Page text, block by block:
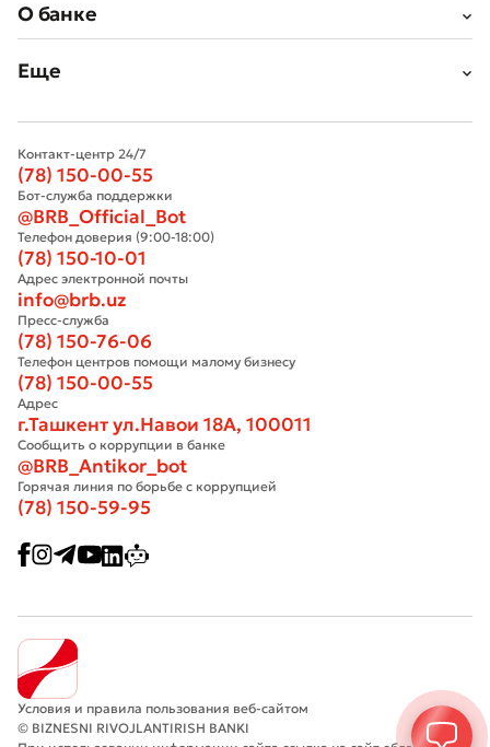
О банке
Еще
Контакт-центр 24/7
(78) 150-00-55
Бот-служба поддержки
@BRB_Official_Bot
Телефон доверия (9:00-18:00)
(78) 150-10-01
Адрес электронной почты
info@brb.uz
Пресс-служба
(78) 150-76-06
Телефон центров помощи малому бизнесу
(78) 150-00-55
Адрес
г.Ташкент ул.Навои 18А, 100011
Сообщить о коррупции в банке
@BRB_Antikor_bot
Горячая линия по борьбе с коррупцией
(78) 150-59-95
Условия и правила пользования веб-сайтом
© BIZNESNI RIVOJLANTIRISH BANKI